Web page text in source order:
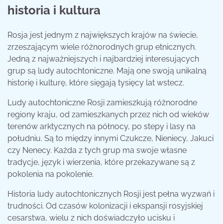
historia i kultura
Rosja jest jednym z największych krajów na świecie,
zrzeszającym wiele różnorodnych grup etnicznych.
Jedną z najważniejszych i najbardziej interesujących
grup są ludy autochtoniczne. Mają one swoją unikalną
historię i kulturę, które sięgają tysięcy lat wstecz.
Ludy autochtoniczne Rosji zamieszkują różnorodne
regiony kraju, od zamieszkanych przez nich od wieków
terenów arktycznych na północy, po stepy i lasy na
południu. Są to między innymi Czukcze, Nieniecy, Jakuci
czy Nenecy. Każda z tych grup ma swoje własne
tradycje, język i wierzenia, które przekazywane są z
pokolenia na pokolenie.
Historia ludy autochtonicznych Rosji jest pełna wyzwań i
trudności. Od czasów kolonizacji i ekspansji rosyjskiej
cesarstwa, wielu z nich doświadczyło ucisku i